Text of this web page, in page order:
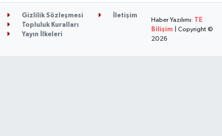
Gizlilik Sözleşmesi
İletişim
Topluluk Kuralları
Yayın İlkeleri
Haber Yazılımı: TE
Bilişim | Copyright ©
2026